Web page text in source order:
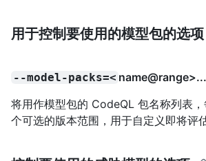
用于控制要使用的模型包的选项
--model-packs=< name@range>...
将用作模型包的 CodeQL 包名称列表
个可选的版本范围，用于自定义即将评